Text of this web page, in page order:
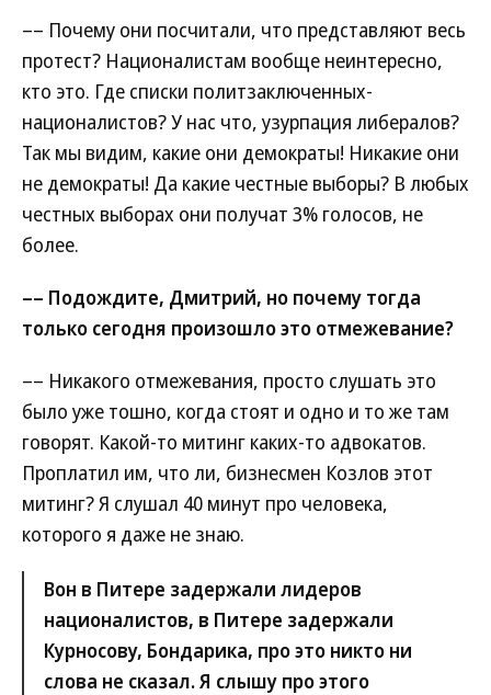
–– Почему они посчитали, что представляют весь
протест? Националистам вообще неинтересно,
кто это. Где списки политзаключенных-
националистов? У нас что, узурпация либералов?
Так мы видим, какие они демократы! Никакие они
не демократы! Да какие честные выборы? В любых
честных выборах они получат 3% голосов, не
более.
–– Подождите, Дмитрий, но почему тогда
только сегодня произошло это отмежевание?
–– Никакого отмежевания, просто слушать это
было уже тошно, когда стоят и одно и то же там
говорят. Какой-то митинг каких-то адвокатов.
Проплатил им, что ли, бизнесмен Козлов этот
митинг? Я слушал 40 минут про человека,
которого я даже не знаю.
Вон в Питере задержали лидеров
националистов, в Питере задержали
Курносову, Бондарика, про это никто ни
слова не сказал. Я слышу про этого